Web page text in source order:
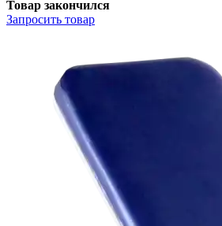
Товар закончился
Запросить товар